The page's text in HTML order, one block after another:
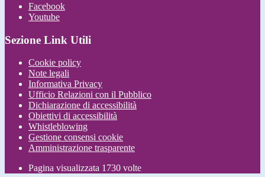
Facebook
Youtube
Sezione Link Utili
Cookie policy
Note legali
Informativa Privacy
Ufficio Relazioni con il Pubblico
Dichiarazione di accessibilità
Obiettivi di accessibilità
Whistleblowing
Gestione consensi cookie
Amministrazione trasparente
Pagina visualizzata 1730 volte